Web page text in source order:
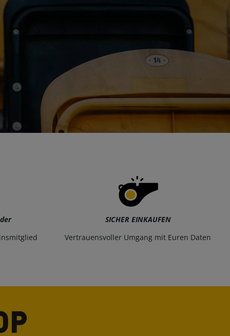
SICHER EINKAUFEN
Vertrauensvoller Umgang mit Euren Daten